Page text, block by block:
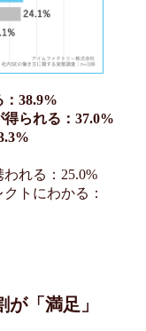
38.9%
られる：37.0%
れる：25.0%
トにわかる：
「満足」